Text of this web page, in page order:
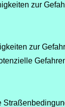
zur
zur